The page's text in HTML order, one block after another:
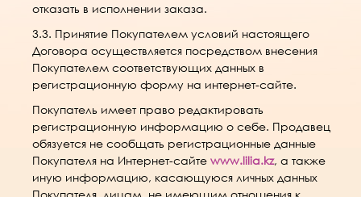
отказать в исполнении заказа.
3.3. Принятие Покупателем условий настоящего
Договора осуществляется посредством внесения
Покупателем соответствующих данных в
регистрационную форму на интернет-сайте.
Покупатель имеет право редактировать
регистрационную информацию о себе. Продавец
обязуется не сообщать регистрационные данные
Покупателя на Интернет-сайте www.lilia.kz, а также
иную информацию, касающуюся личных данных